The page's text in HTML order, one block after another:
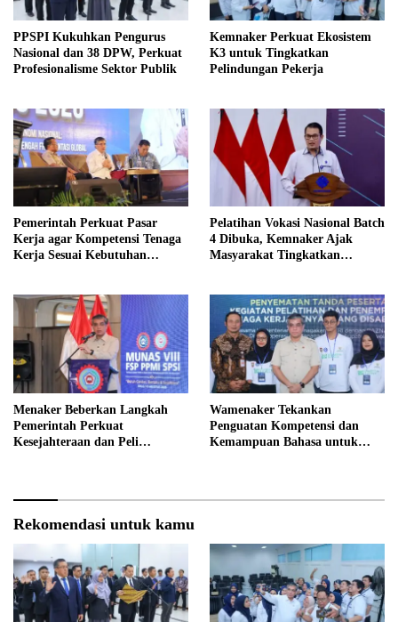
PPSPI Kukuhkan Pengurus
Nasional dan 38 DPW, Perkuat
Profesionalisme Sektor Publik
Kemnaker Perkuat Ekosistem
K3 untuk Tingkatkan
Pelindungan Pekerja
Pemerintah Perkuat Pasar
Kerja agar Kompetensi Tenaga
Kerja Sesuai Kebutuhan
Pelatihan Vokasi Nasional Batch
4 Dibuka, Kemnaker Ajak
Masyarakat Tingkatkan
Menaker Beberkan Langkah
Pemerintah Perkuat
Kesejahteraan dan Peli
Wamenaker Tekankan
Penguatan Kompetensi dan
Kemampuan Bahasa untuk
Rekomendasi untuk kamu